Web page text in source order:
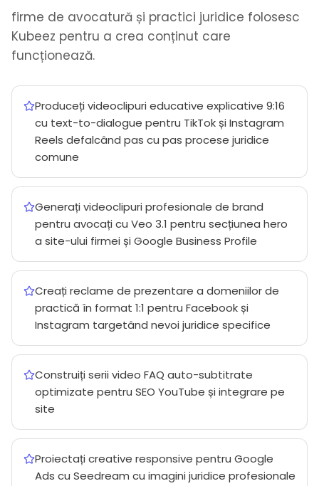
firme de avocatură și practici juridice folosesc
Kubeez pentru a crea conținut care
funcționează.
Produceți videoclipuri educative explicative 9:16
cu text-to-dialogue pentru TikTok și Instagram
Reels defalcând pas cu pas procese juridice
comune
Generați videoclipuri profesionale de brand
pentru avocați cu Veo 3.1 pentru secțiunea hero
a site-ului firmei și Google Business Profile
Creați reclame de prezentare a domeniilor de
practică în format 1:1 pentru Facebook și
Instagram targetând nevoi juridice specifice
Construiți serii video FAQ auto-subtitrate
optimizate pentru SEO YouTube și integrare pe
site
Proiectați creative responsive pentru Google
Ads cu Seedream cu imagini juridice profesionale